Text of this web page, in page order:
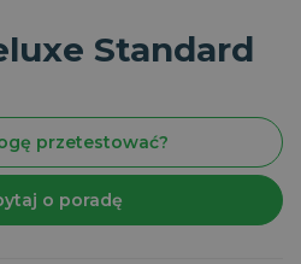
Standard
przetestować?
o poradę